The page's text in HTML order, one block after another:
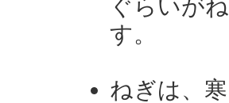
ぐらいが
す。
ねぎは、